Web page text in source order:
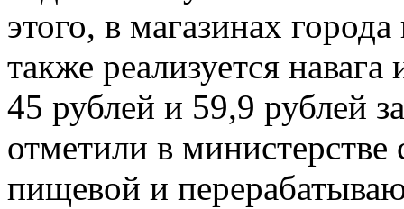
этого, в магазинах
также реализуется
45 рублей и 59,9 рублей
отметили в министерстве
пищевой и